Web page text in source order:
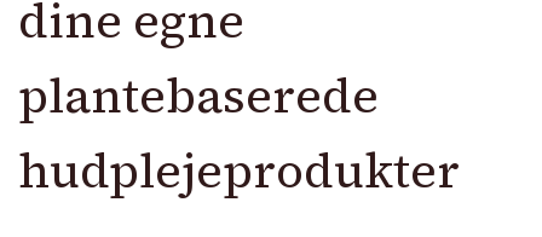
dine egne
plantebaserede
hudplejeprodukter